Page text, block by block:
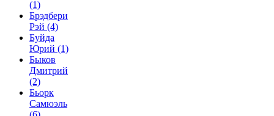
(1)
Брэдбери
Рэй (4)
Буйда
Юрий (1)
Быков
Дмитрий
(2)
Бьорк
Самюэль